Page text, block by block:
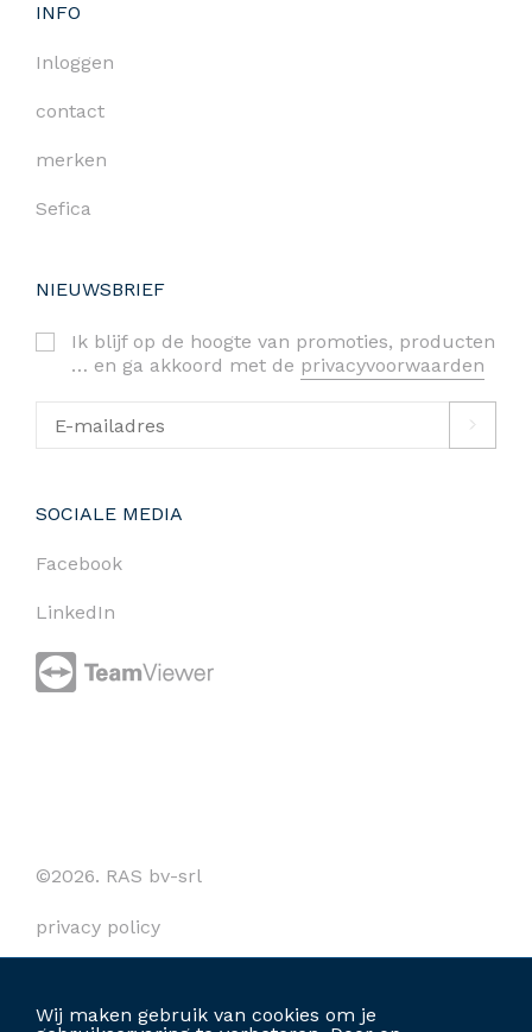
Wij maken gebruik van cookies om je
INFO
Inloggen
contact
merken
Sefica
NIEUWSBRIEF
Ik blijf op de hoogte van promoties, producten
… en ga akkoord met de privacyvoorwaarden
SOCIALE MEDIA
Facebook
LinkedIn
©2026. RAS bv-srl
privacy policy
algemene voorwaarden